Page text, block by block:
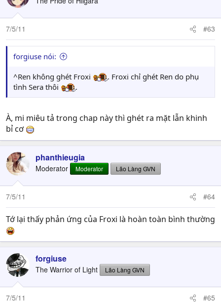
7/5/11 #63
forgiuse nói:
^Ren không ghét Froxi
. Froxi chỉ ghét Ren do phụ
tình Sera thôi
.
À, mi miêu tả trong chap này thì ghét ra mặt lẫn khinh
bỉ cơ
phanthieugia
Moderator Moderator Lão Làng GVN
7/5/11 #64
Tớ lại thấy phản ứng của Froxi là hoàn toàn bình thường
forgiuse
The Warrior of Light Lão Làng GVN
7/5/11 #65